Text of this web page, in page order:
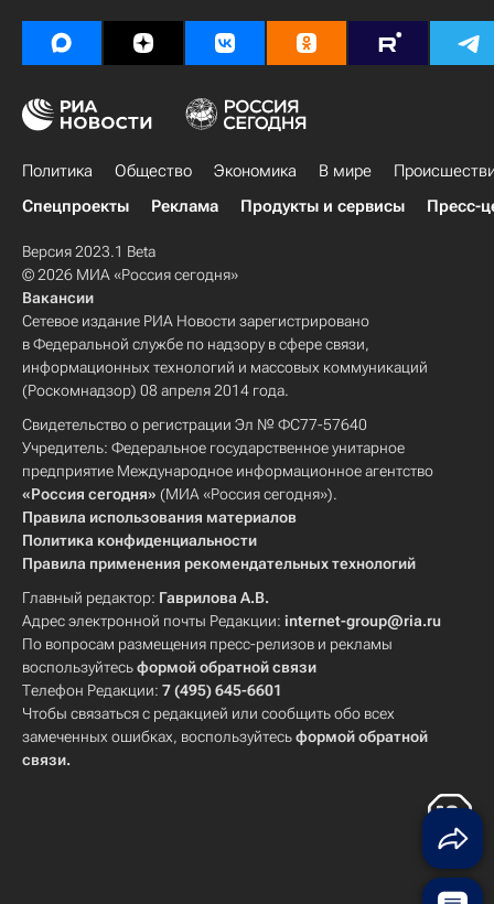
Политика Общество Экономика В мире
Спецпроекты
Реклама Продукты и сервисы Пресс-
Версия 2023.1 Beta
© 2026 МИА «Россия сегодня»
Вакансии
Сетевое издание РИА Новости зарегистрировано
в Федеральной службе по надзору в сфере связи,
информационных технологий и массовых коммуникаций
(Роскомнадзор) 08 апреля 2014 года.
Свидетельство о регистрации Эл № ФС77-57640
Учредитель: Федеральное государственное унитарное
предприятие Международное информационное агентство
«Россия сегодня» (МИА «Россия сегодня»).
Правила использования материалов
Политика конфиденциальности
Правила применения рекомендательных технологий
Главный редактор: Гаврилова А.В.
Адрес электронной почты Редакции: internet-group@ria.ru
По вопросам размещения пресс-релизов и рекламы
воспользуйтесьформой обратной связи
Телефон Редакции: 7 (495) 645-6601
Чтобы связаться с редакцией или сообщить обо всех
замеченных ошибках, воспользуйтесьформой обратной
связи.